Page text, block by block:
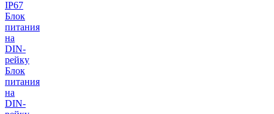
IP67
Блок
питания
на
DIN-
рейку
Блок
питания
на
DIN-